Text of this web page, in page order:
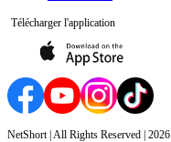
Télécharger l'application
NetShort | All Rights Reserved | 2026